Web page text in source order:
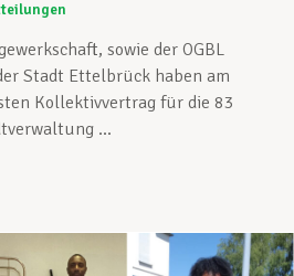
sowie der OGBL
Stadt Ettelbrück haben am
Kollektivvertrag für die 83
...